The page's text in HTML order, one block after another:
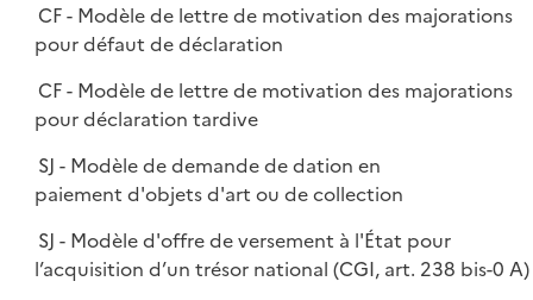
CF - Modèle de lettre de motivation des majorations
pour défaut de déclaration
CF - Modèle de lettre de motivation des majorations
pour déclaration tardive
SJ - Modèle de demande de dation en
paiement d'objets d'art ou de collection
SJ - Modèle d'offre de versement à l'État pour
l’acquisition d’un trésor national (CGI, art. 238 bis-0 A)